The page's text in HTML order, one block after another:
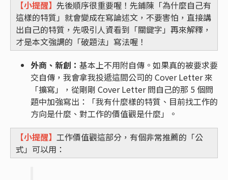
【小提醒】 先後順序很重要喔！先鋪陳「為什麼自己有
這樣的特質」就會變成在寫論述文，不要害怕，直接講
出自己的特質，先吸引人資看到「關鍵字」再來解釋，
才是本文強調的「破題法」寫法喔！
外商、新創： 基本上不用附自傳。如果真的被要求要
交自傳，我會拿我投遞這間公司的 Cover Letter 來
「擴寫」，從剛剛 Cover Letter 問自己的那 5 個問
題中加強寫出：「我有什麼樣的特質、目前找工作的
方向是什麼、對工作的價值觀是什麼」。
【小提醒】 工作價值觀這部分，有個非常推薦的「公
式」可以用：